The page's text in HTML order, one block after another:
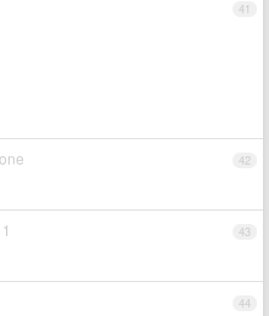
41
42
43
1
44